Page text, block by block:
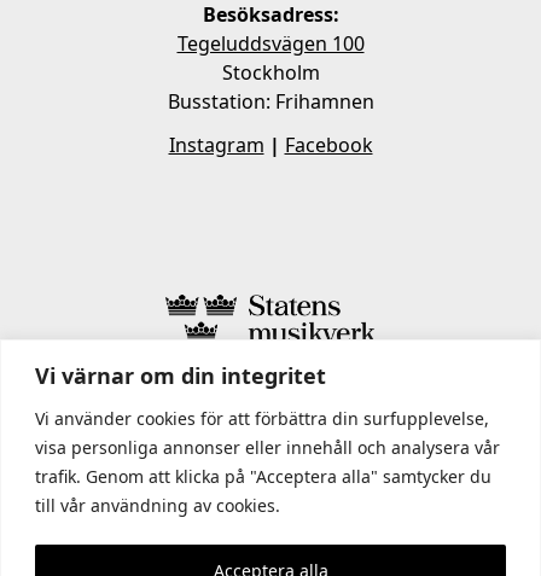
Vi värnar om din integritet
Vi använder cookies för att förbättra din surfupplevelse,
visa personliga annonser eller innehåll och analysera vår
trafik. Genom att klicka på "Acceptera alla" samtycker du
till vår användning av cookies.
Acceptera alla
Besöksadress:
Tegeluddsvägen 100
Stockholm
Busstation: Frihamnen
Instagram | Facebook
I STATENS MUSIKVERK INGÅR